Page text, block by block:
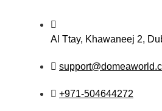
Al Ttay, Khawaneej 2,
+971-504644272